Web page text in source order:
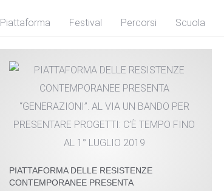
Piattaforma Festival Percorsi Scuola
PIATTAFORMA DELLE RESISTENZE
CONTEMPORANEE PRESENTA